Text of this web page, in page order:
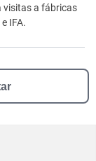
visitas a fábricas
IFA.